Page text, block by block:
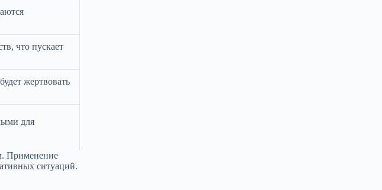
что пускает
жертвовать
для
Применение
ситуаций.